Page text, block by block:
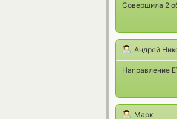
Совершила 2
Андрей
Направление
Марк